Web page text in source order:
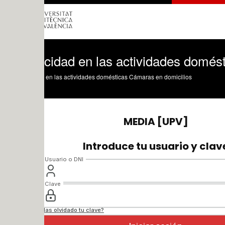
en las actividades domésticas -
las actividades domésticas Cámaras en domicilios